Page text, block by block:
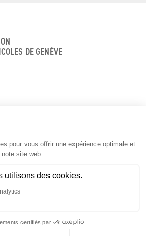
DE GENÈVE
DE
TERROIR
TERROIR